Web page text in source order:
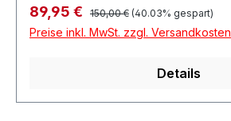
Verkaufspreis:
89,95 € Regulärer Preis:
150,00 € (40.03% gespart)
Preise inkl. MwSt. zzgl. Versandkosten
Details